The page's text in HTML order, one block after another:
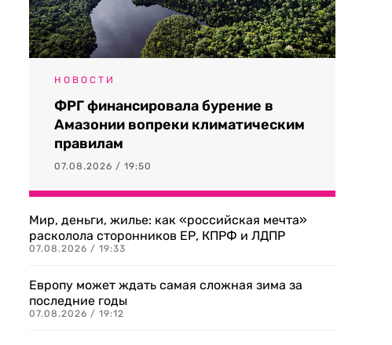
НОВОСТИ
ФРГ финансировала бурение в
Амазонии вопреки климатическим
правилам
07.08.2026 / 19:50
Мир, деньги, жилье: как «российская мечта»
расколола сторонников ЕР, КПРФ и ЛДПР
07.08.2026 / 19:33
Европу может ждать самая сложная зима за
последние годы
07.08.2026 / 19:12